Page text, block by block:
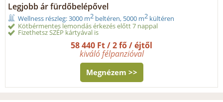
Legjobb ár fürdőbelépővel
Wellness részleg: 3000 m2 beltéren, 5000 m2 kültéren
Kötbérmentes lemondás érkezés előtt 7 nappal
Fizethetsz SZÉP kártyával is
58 440 Ft / 2 fő / éjtől
kiváló félpanzióval
Megnézem >>